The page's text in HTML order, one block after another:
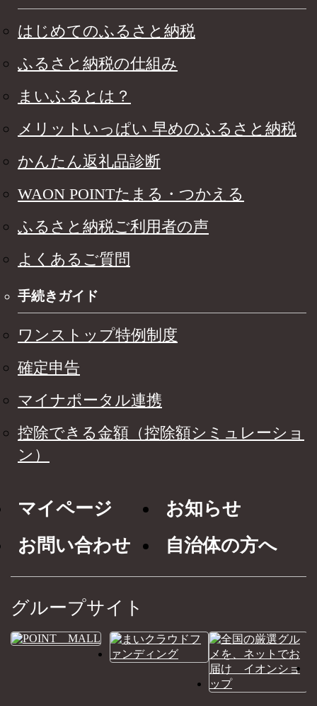
はじめてのふるさと納税
ふるさと納税の仕組み
まいふるとは？
メリットいっぱい 早めのふるさと納税
かんたん返礼品診断
WAON POINTたまる・つかえる
ふるさと納税ご利用者の声
よくあるご質問
手続きガイド
ワンストップ特例制度
確定申告
マイナポータル連携
控除できる金額（控除額シミュレーショ
ン）
マイページ
お知らせ
お問い合わせ
自治体の方へ
グループサイト